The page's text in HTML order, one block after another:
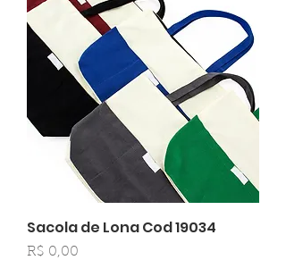
Sacola de Lona Cod 19034
Preço
R$ 0,00